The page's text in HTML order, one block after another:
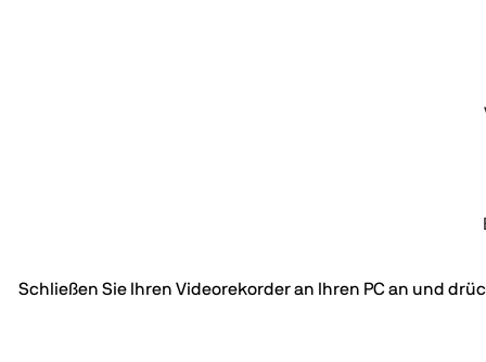
Schließen Sie Ihren Videorekorder an Ihren PC an und